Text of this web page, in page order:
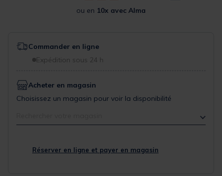
ou en 10x avec Alma
Commander en ligne
Expédition sous 24 h
Acheter en magasin
Choisissez un magasin pour voir la disponibilité
Réserver en ligne et payer en magasin